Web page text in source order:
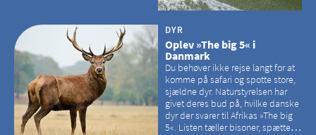
DYR
Oplev »The big 5« i
Danmark
Du behøver ikke rejse langt for at
komme på safari og spotte store,
sjældne dyr. Naturstyrelsen har
givet deres bud på, hvilke danske
dyr der svarer til Afrikas »The big
5«. Listen tæller bisoner, spættede